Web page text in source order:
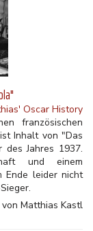
Oscar History
französischen
Inhalt von "Das
des Jahres 1937.
und einem
Ende leider nicht
von Matthias Kastl